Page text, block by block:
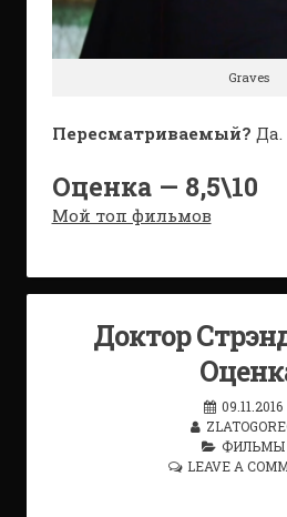
Graves
Пересматриваемый? Да.
Оценка — 8,5\10
Мой топ фильмов
Доктор
09.11.2016
ФИЛЬМЫ
LEAVE A